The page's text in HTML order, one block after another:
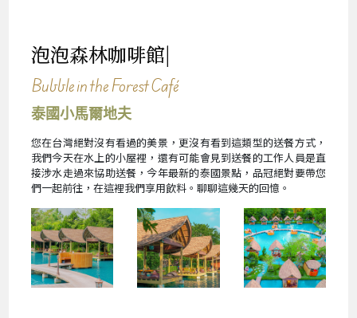
泡泡森林咖啡館|
Bubble in the Forest Café
泰國小馬爾地夫
您在台灣絕對沒有看過的美景，更沒有看到這類型的送餐方式，
我們今天在水上的小屋裡，還有可能會見到送餐的工作人員是直
接涉水走過來協助送餐，今年最新的泰國景點，品冠絕對要帶您
們一起前往，在這裡我們享用飲料。聊聊這幾天的回憶。